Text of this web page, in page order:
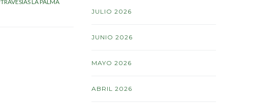
TRAVESIAS LA PALMA
JULIO 2026
JUNIO 2026
MAYO 2026
ABRIL 2026